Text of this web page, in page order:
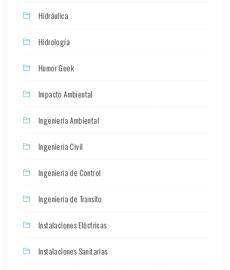
Hidráulica
Hidrología
Humor Geek
Impacto Ambiental
Ingeniería Ambiental
Ingeniería Civil
Ingeniería de Control
Ingeniería de Transito
Instalaciones Eléctricas
Instalaciones Sanitarias